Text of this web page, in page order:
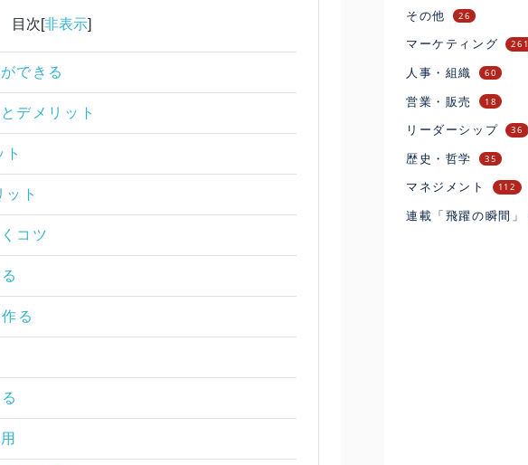
目次[非表示]
できる
デメリット
ト
コツ
る
その他 26
マーケティング 261
人事・組織 60
営業・販売 18
リーダーシップ 36
歴史・哲学 35
マネジメント 112
連載「飛躍の瞬間」